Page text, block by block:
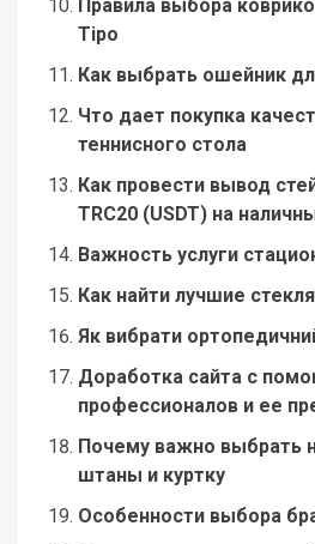
Правила выбора
Tipo
Как выбрать ошейник
Что дает покупка
теннисного стола
Как провести вывод
TRC20 (USDT) на
Важность услуги
Как найти лучшие
Як вибрати
Доработка сайта с
профессионалов и ее
Почему важно
штаны и куртку
Особенности выбора